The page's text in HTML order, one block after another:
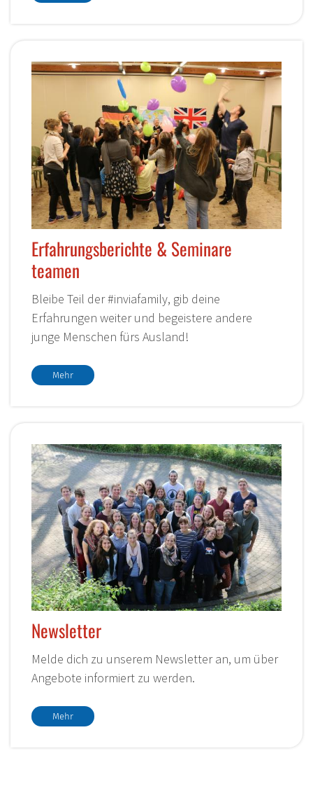
Erfahrungsberichte & Seminare
teamen
Bleibe Teil der #inviafamily, gib deine
Erfahrungen weiter und begeistere andere
junge Menschen fürs Ausland!
Mehr
Newsletter
Melde dich zu unserem Newsletter an, um über
Angebote informiert zu werden.
Mehr